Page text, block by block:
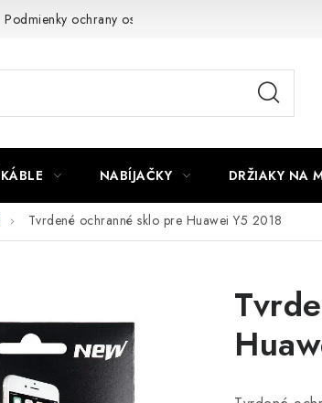
Podmienky ochrany osobných údajov
NABÍJAČKY DRŽIAKY NA
Tvrdené ochranné sklo pre Huawei Y5 2018